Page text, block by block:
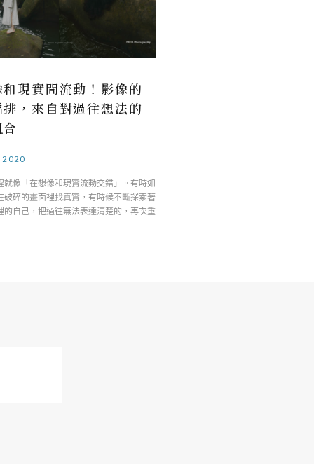
現實間流動！影像的
，來自對過往想法的
就像「在想像和現實流動交錯」。有時如
破碎的畫面裡找真實，有時候不斷探索著
的自己，把過往無法表達清楚的，再次重